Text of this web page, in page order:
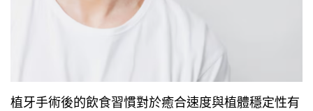
植牙手術後的飲食習慣對於癒合速度與植體穩定性有